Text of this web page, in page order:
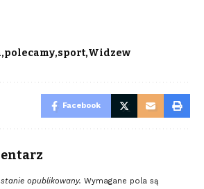
polecamy sport Widzew
Facebook
opublikowany. Wymagane pola są